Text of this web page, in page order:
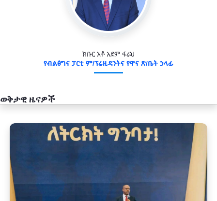
ክቡር አቶ አደም ፋራህ
የብልፅግና ፓርቲ ም/ፕሬዚዳንትና የዋና ጽ/ቤት ኃላፊ
ወቅታዊ ዜናዎች